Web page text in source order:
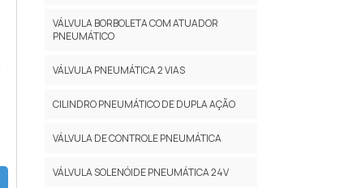
VÁLVULA BORBOLETA COM ATUADOR
PNEUMÁTICO
VÁLVULA PNEUMÁTICA 2 VIAS
CILINDRO PNEUMÁTICO DE DUPLA AÇÃO
VÁLVULA DE CONTROLE PNEUMÁTICA
VÁLVULA SOLENÓIDE PNEUMÁTICA 24V